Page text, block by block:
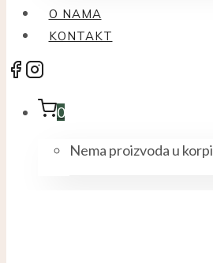
O NAMA
KONTAKT
0
Nema proizvoda u korpi